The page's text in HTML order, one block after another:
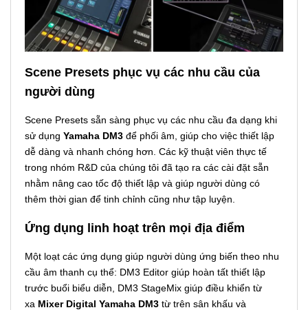
Scene Presets phục vụ các nhu cầu của
người dùng
Scene Presets sẵn sàng phục vụ các nhu cầu đa dạng khi
sử dụng Yamaha DM3 để phối âm, giúp cho việc thiết lập
dễ dàng và nhanh chóng hơn. Các kỹ thuật viên thực tế
trong nhóm R&D của chúng tôi đã tạo ra các cài đặt sẵn
nhằm nâng cao tốc độ thiết lập và giúp người dùng có
thêm thời gian để tinh chỉnh cũng như tập luyện.
Ứng dụng linh hoạt trên mọi địa điểm
Một loạt các ứng dụng giúp người dùng ứng biến theo nhu
cầu âm thanh cụ thể: DM3 Editor giúp hoàn tất thiết lập
trước buổi biểu diễn, DM3 StageMix giúp điều khiển từ
xa Mixer Digital Yamaha DM3 từ trên sân khấu và